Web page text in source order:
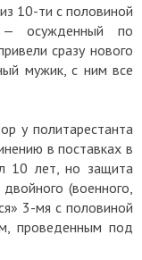
10-ти с половиной
— осужденный по
сразу нового
мужик, с ним все
у политарестанта
в поставках в
10 лет, но защита
(военного,
3-мя с половиной
проведенным под